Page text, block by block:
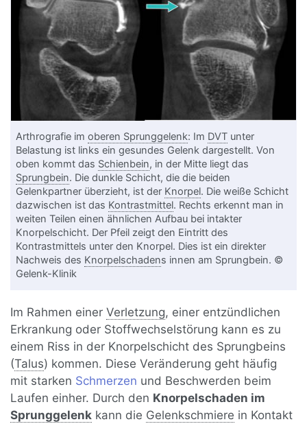
Arthrografie imoberen Sprunggelenk: Im DVT unter
Belastung ist links ein gesundes Gelenk dargestellt. Von
oben kommt das Schienbein, in der Mitte liegt das
Sprungbein. Die dunkle Schicht, die die beiden
Gelenkpartner überzieht, ist der Knorpel. Die weiße Schicht
dazwischen ist das Kontrastmittel. Rechts erkennt man in
weiten Teilen einen ähnlichen Aufbau bei intakter
Knorpelschicht. Der Pfeil zeigt den Eintritt des
Kontrastmittels unter den Knorpel. Dies ist ein direkter
Nachweis des Knorpelschadens innen am Sprungbein. ©
Gelenk-Klinik
Im Rahmen einerVerletzung, einer entzündlichen
Erkrankung oder Stoffwechselstörung kann es zu
einem Riss in der Knorpelschicht des Sprungbeins
(Talus) kommen. Diese Veränderung geht häufig
mit starken Schmerzen und Beschwerden beim
Laufen einher. Durch den Knorpelschaden im
Sprunggelenk kann die Gelenkschmiere in Kontakt